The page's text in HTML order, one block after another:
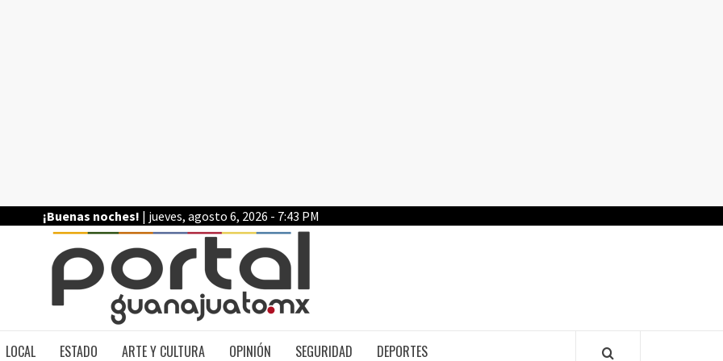
¡Buenas noches! | jueves, agosto 6, 2026 - 7:43 PM
LOCAL ESTADO ARTE Y CULTURA OPINIÓN SEGURIDAD DEPORTES